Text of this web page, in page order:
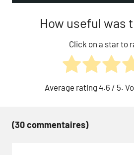
How useful was
Click on a star to
Average rating 4.6 / 5.
(30 commentaires)